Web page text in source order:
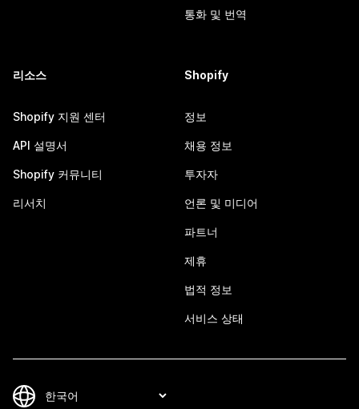
통화 및 번역
리소스
Shopify 지원 센터
API 설명서
Shopify 커뮤니티
리서치
Shopify
정보
채용 정보
투자자
언론 및 미디어
파트너
제휴
법적 정보
서비스 상태